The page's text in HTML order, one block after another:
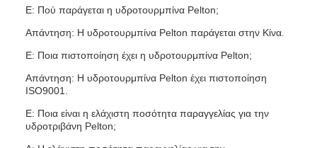
Ε: Πού παράγεται η υδροτουρμπίνα Pelton;
Απάντηση: Η υδροτουρμπίνα Pelton παράγεται στην Κίνα.
Ε: Ποια πιστοποίηση έχει η υδροτουρμπίνα Pelton;
Απάντηση: Η υδροτουρμπίνα Pelton έχει πιστοποίηση
ISO9001.
Ε: Ποια είναι η ελάχιστη ποσότητα παραγγελίας για την
υδροτριβάνη Pelton;